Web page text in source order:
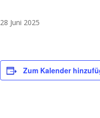
28 Juni 2025
Zum Kalender